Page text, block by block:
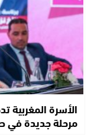
الأسرة
مرحلة جديدة في